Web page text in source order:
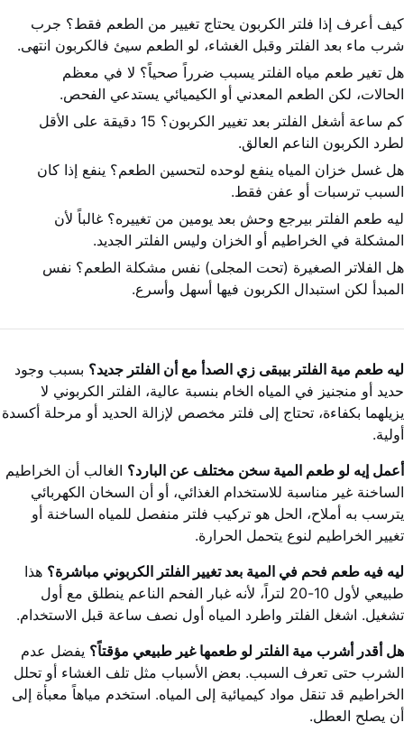
كيف أعرف إذا فلتر الكربون يحتاج تغيير من الطعم فقط؟ جرب
شرب ماء بعد الفلتر وقبل الغشاء، لو الطعم سيئ فالكربون انتهى.
هل تغير طعم مياه الفلتر يسبب ضرراً صحياً؟ لا في معظم
الحالات، لكن الطعم المعدني أو الكيميائي يستدعي الفحص.
كم ساعة أشغل الفلتر بعد تغيير الكربون؟ 15 دقيقة على الأقل
لطرد الكربون الناعم العالق.
هل غسل خزان المياه ينفع لوحده لتحسين الطعم؟ ينفع إذا كان
السبب ترسبات أو عفن فقط.
ليه طعم الفلتر بيرجع وحش بعد يومين من تغييره؟ غالباً لأن
المشكلة في الخراطيم أو الخزان وليس الفلتر الجديد.
هل الفلاتر الصغيرة (تحت المجلى) نفس مشكلة الطعم؟ نفس
المبدأ لكن استبدال الكربون فيها أسهل وأسرع.
ليه طعم مية الفلتر بيبقى زي الصدأ مع أن الفلتر جديد؟ بسبب وجود
حديد أو منجنيز في المياه الخام بنسبة عالية، الفلتر الكربوني لا
يزيلهما بكفاءة، تحتاج إلى فلتر مخصص لإزالة الحديد أو مرحلة أكسدة
أولية.
أعمل إيه لو طعم المية سخن مختلف عن البارد؟ الغالب أن الخراطيم
الساخنة غير مناسبة للاستخدام الغذائي، أو أن السخان الكهربائي
يترسب به أملاح، الحل هو تركيب فلتر منفصل للمياه الساخنة أو
تغيير الخراطيم لنوع يتحمل الحرارة.
ليه فيه طعم فحم في المية بعد تغيير الفلتر الكربوني مباشرة؟ هذا
طبيعي لأول 10-20 لتراً، لأنه غبار الفحم الناعم ينطلق مع أول
تشغيل. اشغل الفلتر واطرد المياه أول نصف ساعة قبل الاستخدام.
هل أقدر أشرب مية الفلتر لو طعمها غير طبيعي مؤقتاً؟ يفضل عدم
الشرب حتى تعرف السبب. بعض الأسباب مثل تلف الغشاء أو تحلل
الخراطيم قد تنقل مواد كيميائية إلى المياه. استخدم مياهاً معبأة إلى
أن يصلح العطل.